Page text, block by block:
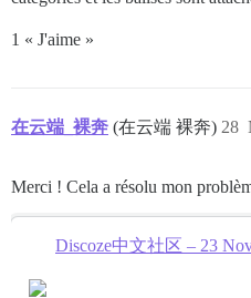
1 « J'aime »
在云端_裸奔 (在云端 裸奔) 28
Merci ! Cela a résolu mon
Discoze中文社区 – 23